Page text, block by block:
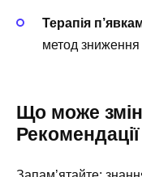
Терапія
метод зниження
Що може
Рекомендації